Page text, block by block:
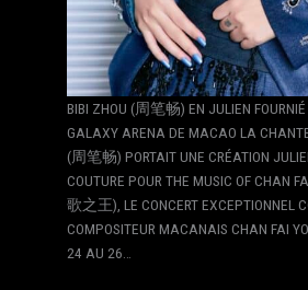
BIBI ZHOU (周笔畅) EN JULIEN
GALAXY ARENA DE MACAO LA
(周笔畅) PORTAIT UNE CRÉATION
COUTURE POUR THE MUSIC OF CHAN
歌之王), LE CONCERT EXCEPTIONNEL
COMPOSITEUR MACANAIS CHAN FAI
24 AU 26…